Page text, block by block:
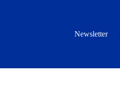
Newsletter